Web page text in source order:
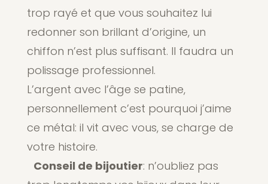
trop rayé et que vous souhaitez lui
redonner son brillant d’origine, un
chiffon n’est plus suffisant. Il faudra un
polissage professionnel.
L’argent avec l’âge se patine,
personnellement c’est pourquoi j’aime
ce métal: il vit avec vous, se charge de
votre histoire.
Conseil de bijoutier: n’oubliez pas